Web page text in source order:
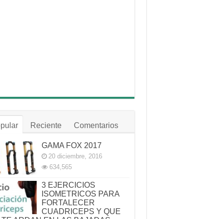
Reciente Comentarios
GAMA FOX 2017
20 diciembre, 2016
634,565
3 EJERCICIOS
ISOMETRICOS PARA
FORTALECER
CUADRICEPS Y QUE